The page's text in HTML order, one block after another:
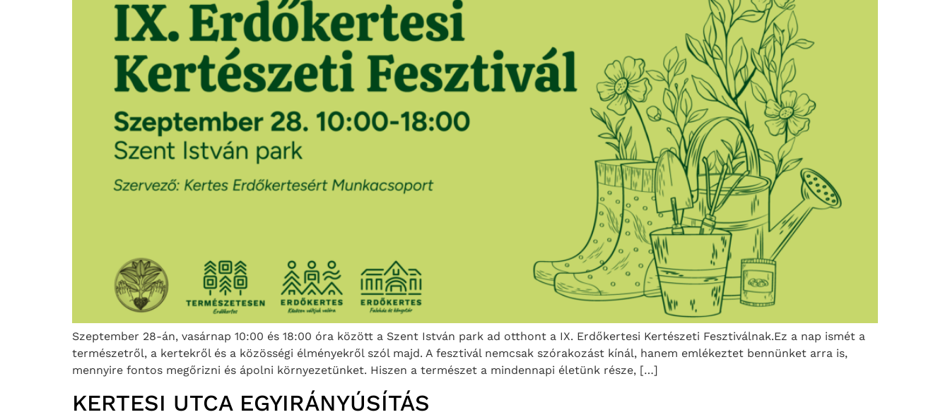
Szeptember 28-án, vasárnap 10:00 és 18:00 óra között a Szent István park ad otthont a IX. Erdőkertesi Kertészeti Fesztiválnak.Ez a nap ismét a
természetről, a kertekről és a közösségi élményekről szól majd. A fesztivál nemcsak szórakozást kínál, hanem emlékeztet bennünket arra is,
mennyire fontos megőrizni és ápolni környezetünket. Hiszen a természet a mindennapi életünk része, […]
KERTESI UTCA EGYIRÁNYÚSÍTÁS